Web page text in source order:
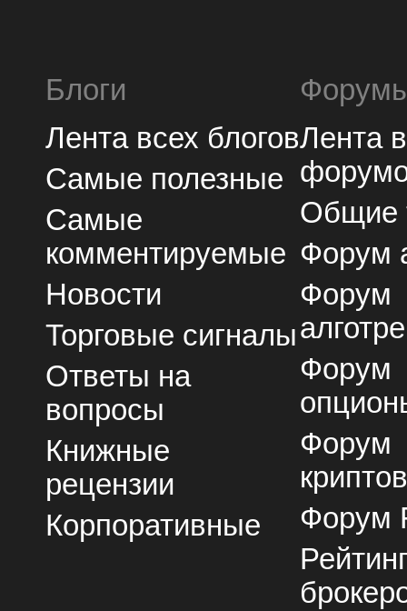
Блоги
Лента всех блогов
Самые полезные
Самые
комментируемые
Новости
Торговые сигналы
Ответы на
вопросы
Книжные
рецензии
Корпоративные
Лента
Общие
Форум
Форум
Форум
Форум
Форум